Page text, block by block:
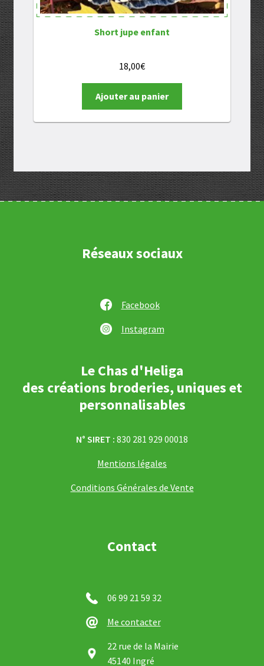
Short jupe enfant
18,00€
Ajouter au panier
Réseaux sociaux
Facebook
Instagram
Le Chas d'Heliga
des créations broderies, uniques et
personnalisables
N° SIRET : 830 281 929 00018
Mentions légales
Conditions Générales de Vente
Contact
06 99 21 59 32
Me contacter
22 rue de la Mairie
45140 Ingré